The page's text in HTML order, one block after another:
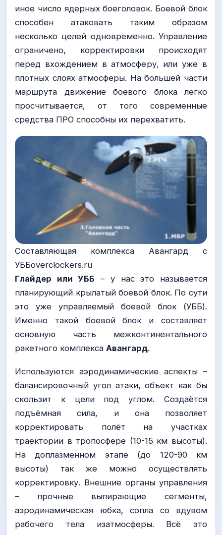
иное число ядерных боеголовок. Боевой блок
способен атаковать таким образом
несколько целей одновременно. Управление
ограничено, корректировки происходят
перед вхождением в атмосферу, или уже в
плотных слоях атмосферы. На большей части
маршрута движение боевого блока легко
просчитывается, от того современные
средства ПРО способны их перехватить.
Составляющая комплекса Авангард с
УББoverclockers.ru
Глайдер или УББ – у нас это называется
планирующий крылатый боевой блок. По сути
это уже управляемый боевой блок (УББ).
Именно такой боевой блок и составляет
основную часть межконтинентального
ракетного комплекса Авангард.
Используются аэродинамические аспекты –
балансировочный угол атаки, объект как бы
скользит к цели под углом. Создаётся
подъёмная сила, и она позволяет
корректировать полёт на участках
траектории в тропосфере (10-15 км высоты).
На доплазменном этапе (до 120-90 км
высоты) так же можно осуществлять
корректировку. Внешние органы управления
– прочные выпирающие сегменты,
аэродинамическая юбка, сопла со вдувом
рабочего тела изатмосферы. Всё это